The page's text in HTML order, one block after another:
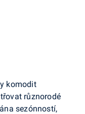
komodit
různorodé
sezónností,